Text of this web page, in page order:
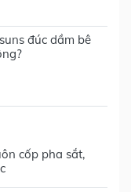
đúc dầm bê
cốp pha sắt,